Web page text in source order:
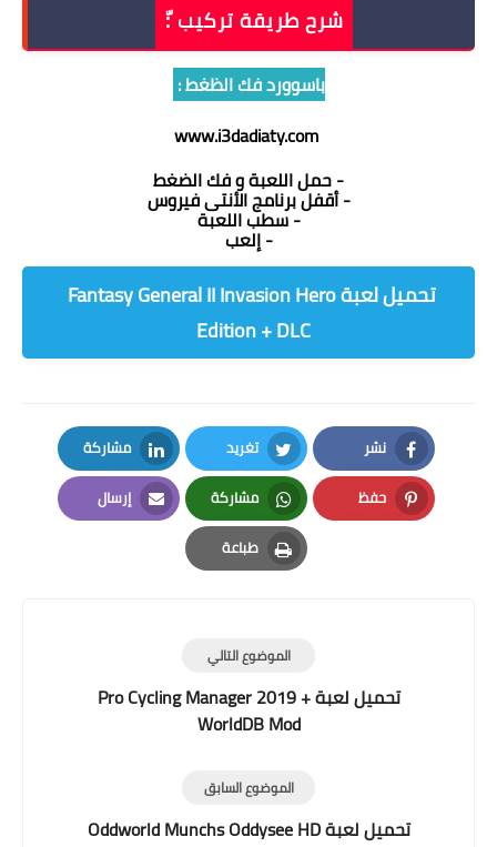
شرح طريقة تركيب :ّ
باسوورد فك الظغط :
www.i3dadiaty.com
- حمل اللعبة و فك الضغط
- أقفل برنامج الأنتى فيروس
- سطب اللعبة
- إلعب
تحميل لعبة Fantasy General II Invasion Hero
Edition + DLC
نشر
Facebook
تغريد
Twitter
مشاركة
LinkedIn
حفظ
Pinterest
مشاركة
Whatsapp
إرسال
Email
طباعة
Print
الموضوع التالي
تحميل لعبة Pro Cycling Manager 2019 +
WorldDB Mod
الموضوع السابق
تحميل لعبة Oddworld Munchs Oddysee HD